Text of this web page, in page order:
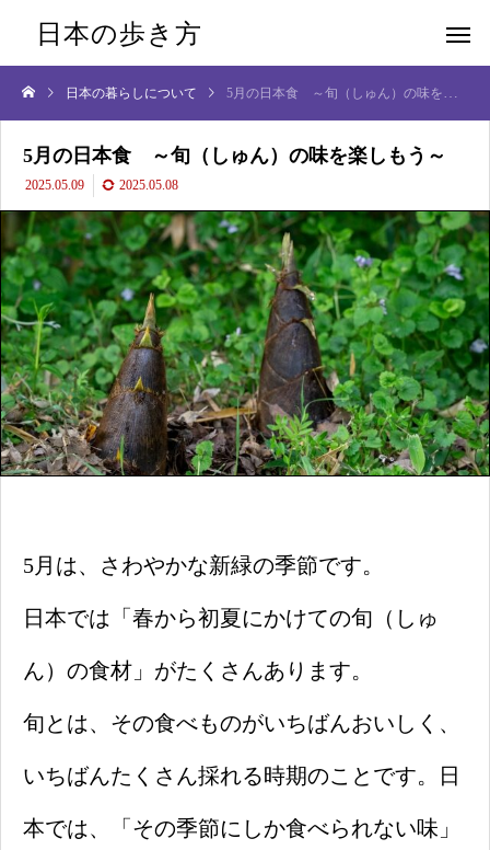
日本の歩き方
日本の暮らしについて 5月の日本食 ～旬（しゅん）の味を楽しもう～
5月の日本食 ～旬（しゅん）の味を楽しもう～
2025.05.09 2025.05.08
5月は、さわやかな新緑の季節です。
日本では「春から初夏にかけての旬（しゅ
ん）の食材」がたくさんあります。
旬とは、その食べものがいちばんおいしく、
いちばんたくさん採れる時期のことです。日
本では、「その季節にしか食べられない味」